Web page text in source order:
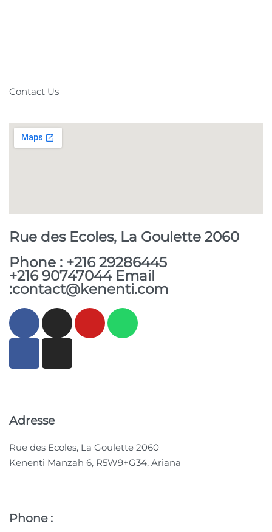
Contact Us
Rue des Ecoles, La Goulette 2060
Phone : +216 29286445
+216 90747044 Email
:contact@kenenti.com
Adresse
Rue des Ecoles, La Goulette 2060
Kenenti Manzah 6, R5W9+G34, Ariana
Phone :